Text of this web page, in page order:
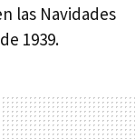
las Navidades
1939.